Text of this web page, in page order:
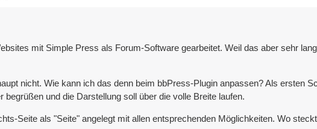
mit Simple Press als Forum-Software gearbeitet. Weil das aber sehr
nicht. Wie kann ich das denn beim bbPress-Plugin anpassen? Als ersten
begrüßen und die Darstellung soll über die volle Breite laufen.
Seite als "Seite" angelegt mit allen entsprechenden Möglichkeiten. Wo